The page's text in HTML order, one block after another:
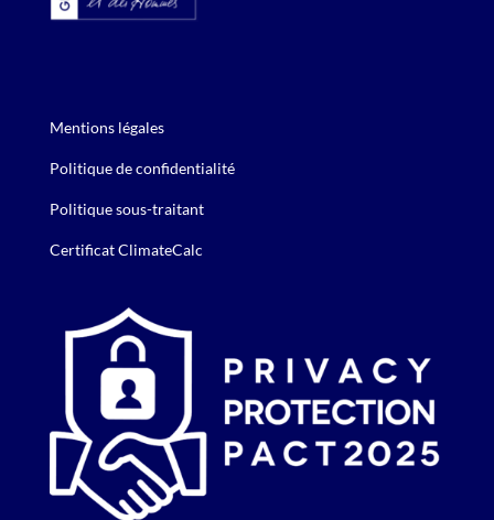
Mentions légales
Politique de confidentialité
Politique sous-traitant
Certificat ClimateCalc